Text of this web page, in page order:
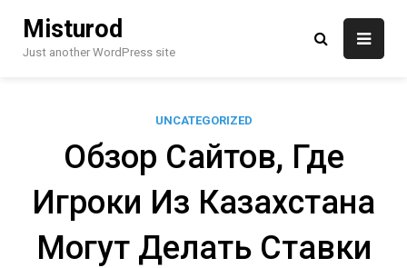
content
Misturod
Just another WordPress site
UNCATEGORIZED
Обзор Сайтов, Где
Игроки Из Казахстана
Могут Делать Ставки